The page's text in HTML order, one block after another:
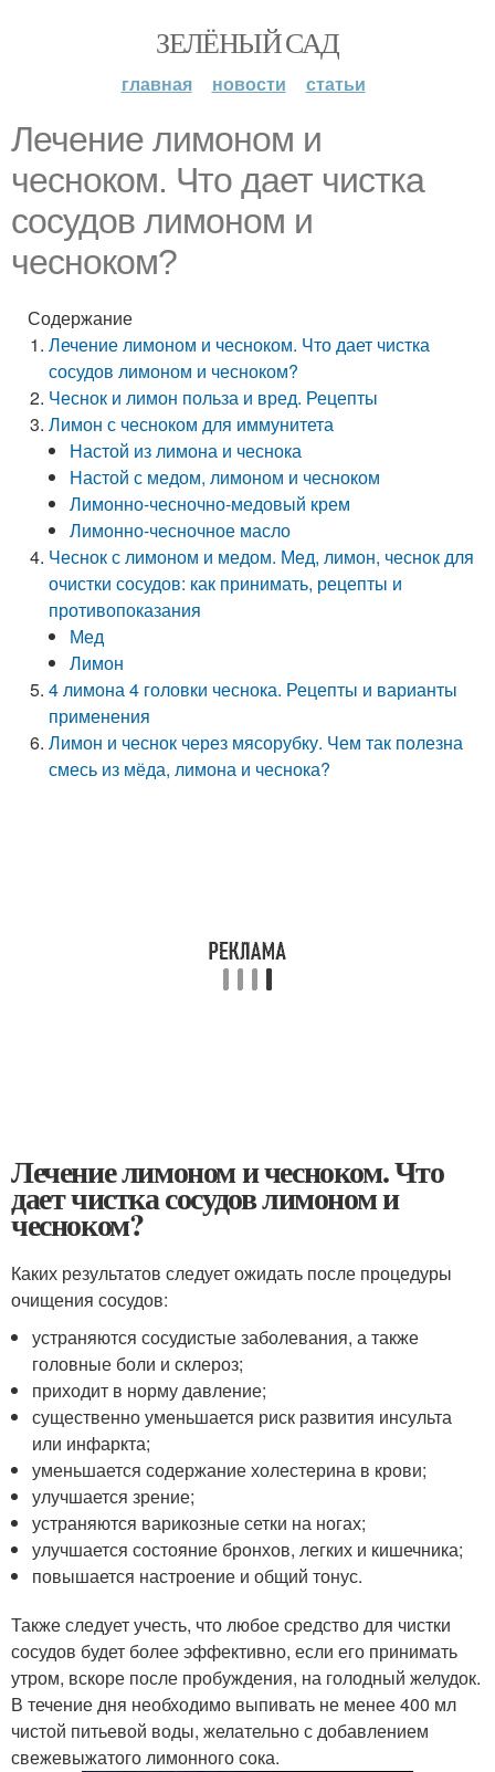
ЗЕЛЁНЫЙ САД
главная новости статьи
Лечение лимоном и
чесноком. Что дает чистка
сосудов лимоном и
чесноком?
Содержание
Лечение лимоном и чесноком. Что дает чистка
сосудов лимоном и чесноком?
Чеснок и лимон польза и вред. Рецепты
Лимон с чесноком для иммунитета
Настой из лимона и чеснока
Настой с медом, лимоном и чесноком
Лимонно-чесночно-медовый крем
Лимонно-чесночное масло
Чеснок с лимоном и медом. Мед, лимон, чеснок для
очистки сосудов: как принимать, рецепты и
противопоказания
Мед
Лимон
4 лимона 4 головки чеснока. Рецепты и варианты
применения
Лимон и чеснок через мясорубку. Чем так полезна
смесь из мёда, лимона и чеснока?
Лечение лимоном и чесноком. Что
дает чистка сосудов лимоном и
чесноком?
Каких результатов следует ожидать после процедуры
очищения сосудов:
устраняются сосудистые заболевания, а также
головные боли и склероз;
приходит в норму давление;
существенно уменьшается риск развития инсульта
или инфаркта;
уменьшается содержание холестерина в крови;
улучшается зрение;
устраняются варикозные сетки на ногах;
улучшается состояние бронхов, легких и кишечника;
повышается настроение и общий тонус.
Также следует учесть, что любое средство для чистки
сосудов будет более эффективно, если его принимать
утром, вскоре после пробуждения, на голодный желудок.
В течение дня необходимо выпивать не менее 400 мл
чистой питьевой воды, желательно с добавлением
свежевыжатого лимонного сока.